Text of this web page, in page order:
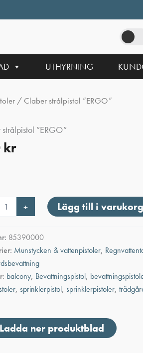
UTHYRNING
/ Claber strålpistol ”ERGO”
”ERGO”
kr
+ Lägg till i varukorg
85390000
Munstycken & vattenpistoler,
balcony, Bevattningspistol,
, sprinklerpistol, sprinklerpistoler,
Ladda ner produktblad